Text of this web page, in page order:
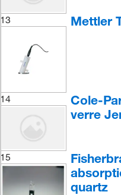
13 Mettler
14
Cole-
verre
15
quartz